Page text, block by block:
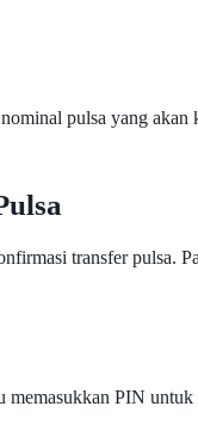
pulsa yang
transfer pulsa.
memasukkan PIN